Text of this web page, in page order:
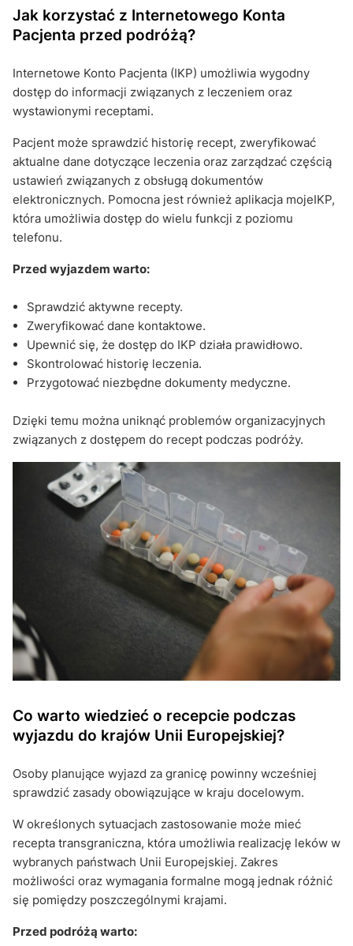
Jak korzystać z Internetowego Konta
Pacjenta przed podróżą?
Internetowe Konto Pacjenta (IKP) umożliwia wygodny
dostęp do informacji związanych z leczeniem oraz
wystawionymi receptami.
Pacjent może sprawdzić historię recept, zweryfikować
aktualne dane dotyczące leczenia oraz zarządzać częścią
ustawień związanych z obsługą dokumentów
elektronicznych. Pomocna jest również aplikacja mojeIKP,
która umożliwia dostęp do wielu funkcji z poziomu
telefonu.
Przed wyjazdem warto:
Sprawdzić aktywne recepty.
Zweryfikować dane kontaktowe.
Upewnić się, że dostęp do IKP działa prawidłowo.
Skontrolować historię leczenia.
Przygotować niezbędne dokumenty medyczne.
Dzięki temu można uniknąć problemów organizacyjnych
związanych z dostępem do recept podczas podróży.
Co warto wiedzieć o recepcie podczas
wyjazdu do krajów Unii Europejskiej?
Osoby planujące wyjazd za granicę powinny wcześniej
sprawdzić zasady obowiązujące w kraju docelowym.
W określonych sytuacjach zastosowanie może mieć
recepta transgraniczna, która umożliwia realizację leków w
wybranych państwach Unii Europejskiej. Zakres
możliwości oraz wymagania formalne mogą jednak różnić
się pomiędzy poszczególnymi krajami.
Przed podróżą warto: